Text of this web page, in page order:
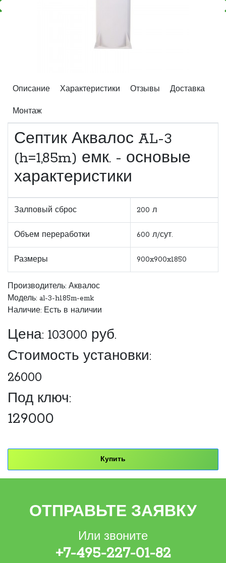
Описание Характеристики Отзывы Доставка
Монтаж
Септик Аквалос AL-3
(h=1,85m) емк. - основые
характеристики
Залповый сброс 200 л
Объем переработки 600 л/сут.
Размеры 900x900x1850
Производитель: Аквалос
Модель: al-3-h185m-emk
Наличие: Есть в наличии
Цена: 103000 руб.
Стоимость установки:
26000
Под ключ:
129000
Купить
ОТПРАВЬТЕ ЗАЯВКУ
Или звоните
+7-495-227-01-82